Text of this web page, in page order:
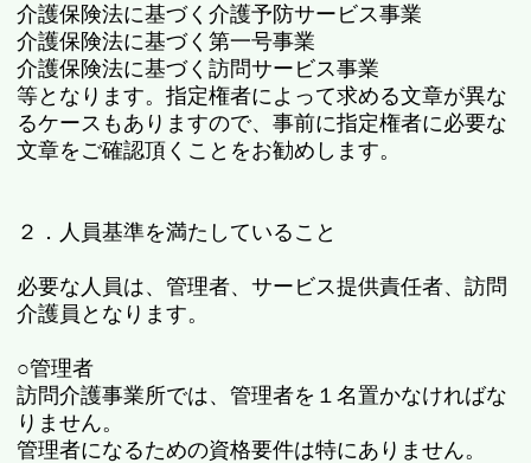
介護保険法に基づく介護予防サービス事業
介護保険法に基づく第一号事業
介護保険法に基づく訪問サービス事業
等となります。指定権者によって求める文章が異な
るケースもありますので、事前に指定権者に必要な
文章をご確認頂くことをお勧めします。
２．人員基準を満たしていること
必要な人員は、管理者、サービス提供責任者、訪問
介護員となります。
○管理者
訪問介護事業所では、管理者を１名置かなければな
りません。
管理者になるための資格要件は特にありません。